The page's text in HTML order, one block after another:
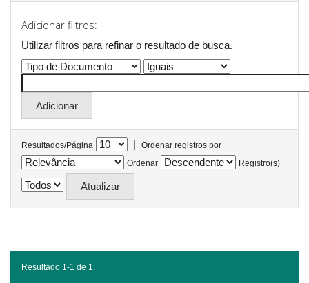
Adicionar filtros:
Utilizar filtros para refinar o resultado de busca.
Resultados/Página |
Ordenar registros por
Ordenar
Registro(s)
Resultado 1-1 de 1.